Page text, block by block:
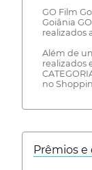
GO Film
Goiânia
realizados
Além de
realizados
no
Prêmios